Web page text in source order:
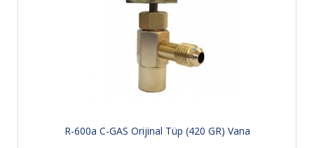
R-600a C-GAS Orijinal Tüp (420 GR) Vana